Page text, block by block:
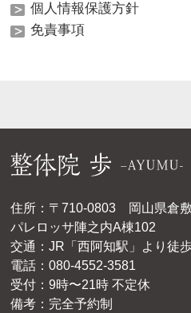
個人情報保護方針
免責事項
住所：〒710-0803 岡山県倉
パレロッサ陣之内A棟102
交通：JR「西阿知駅」より徒
電話：080-4552-3581
受付：9時〜21時 不定休
備考：完全予約制